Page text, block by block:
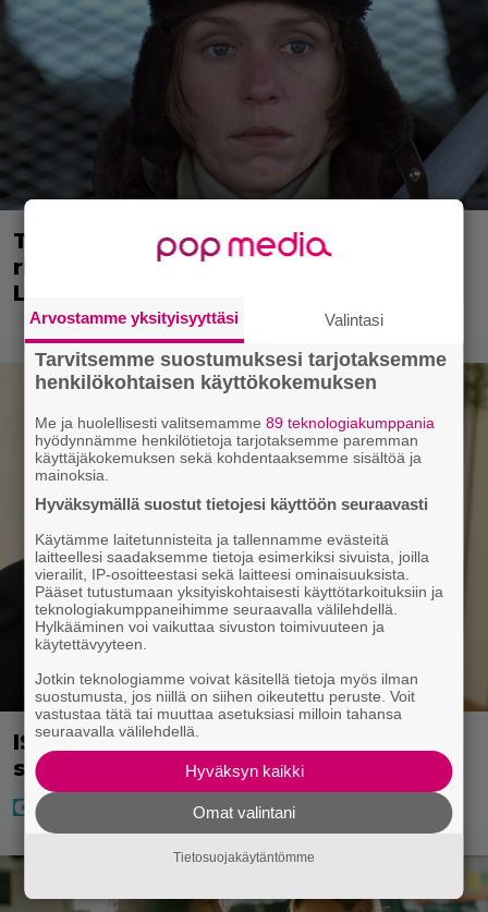
Tänään tv:ssä: Viiden tähden
rikostarina 30 vuoden takaa –
Lajityyppinsä parhaita elokuvia
IS: Hjalliksen ja Jasminen häissä
suomalainen supertähti
Arvostamme yksityisyyttäsi Valintasi
Tarvitsemme suostumuksesi tarjotaksemme
henkilökohtaisen käyttökokemuksen
Me ja huolellisesti valitsemamme89 teknologiakumppania
hyödynnämme henkilötietoja tarjotaksemme paremman
käyttäjäkokemuksen sekä kohdentaaksemme sisältöä ja
mainoksia.
Hyväksymällä suostut tietojesi käyttöön seuraavasti
Käytämme laitetunnisteita ja tallennamme evästeitä
laitteellesi saadaksemme tietoja esimerkiksi sivuista, joilla
vierailit, IP-osoitteestasi sekä laitteesi ominaisuuksista.
Pääset tutustumaan yksityiskohtaisesti käyttötarkoituksiin ja
teknologiakumppaneihimme seuraavalla välilehdellä.
Hylkääminen voi vaikuttaa sivuston toimivuuteen ja
käytettävyyteen.
Jotkin teknologiamme voivat käsitellä tietoja myös ilman
suostumusta, jos niillä on siihen oikeutettu peruste. Voit
vastustaa tätä tai muuttaa asetuksiasi milloin tahansa
seuraavalla välilehdellä.
Hyväksyn kaikki
Omat valintani
Tietosuojakäytäntömme